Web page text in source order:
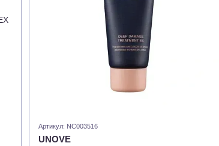
Артикул: NC003516
UNOVE